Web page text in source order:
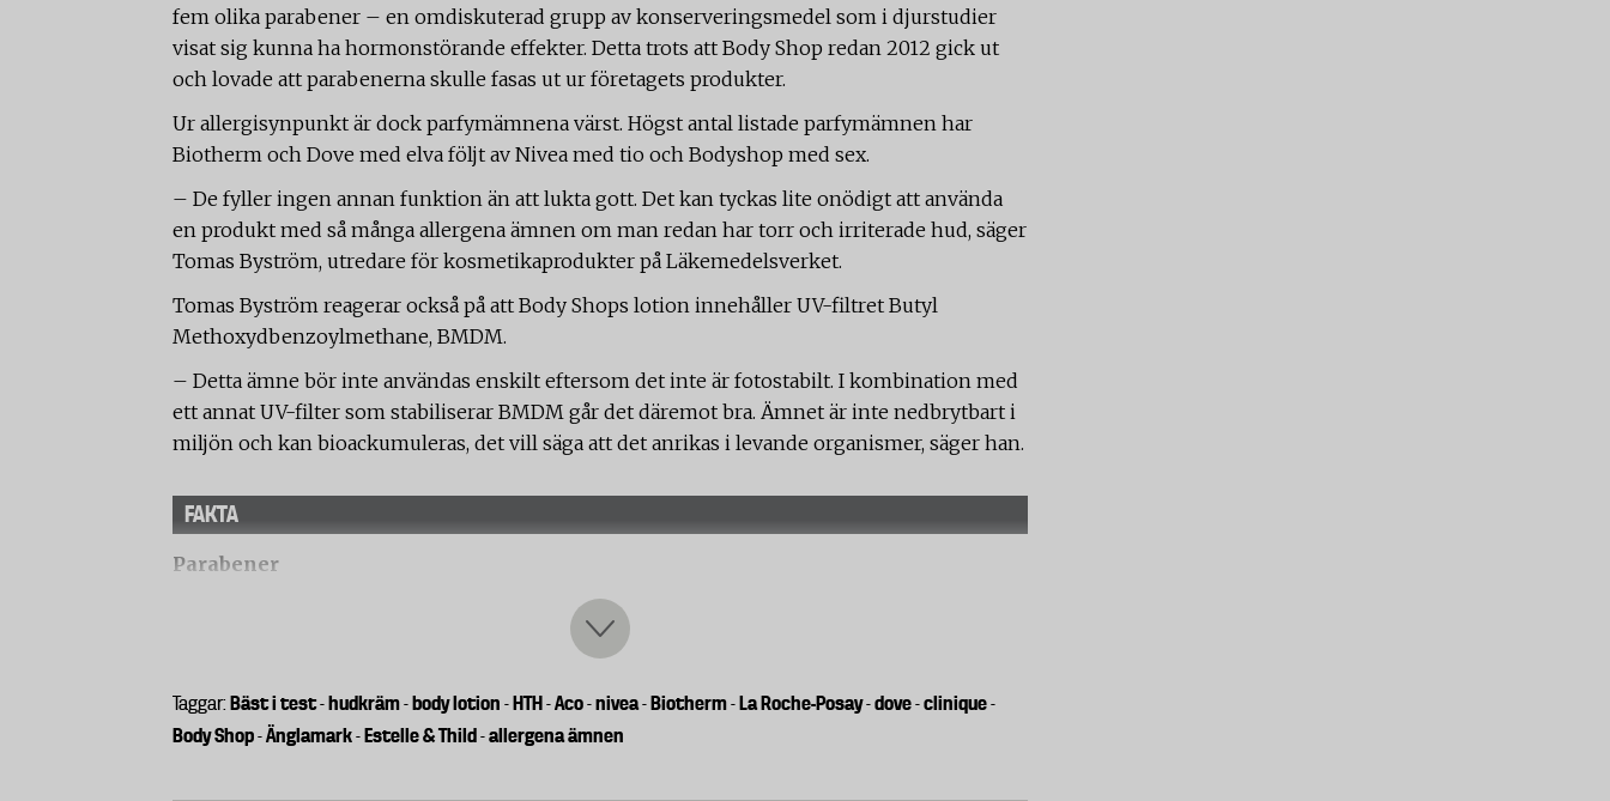
fem olika parabener – en omdiskuterad grupp av konserveringsmedel som i djurstudier
visat sig kunna ha hormonstörande effekter. Detta trots att Body Shop redan 2012 gick ut
och lovade att parabenerna skulle fasas ut ur företagets produkter.
Ur allergisynpunkt är dock parfymämnena värst. Högst antal listade parfymämnen har
Biotherm och Dove med elva följt av Nivea med tio och Bodyshop med sex.
– De fyller ingen annan funktion än att lukta gott. Det kan tyckas lite onödigt att använda
en produkt med så många allergena ämnen om man redan har torr och irriterade hud, säger
Tomas Byström, utredare för kosmetikaprodukter på Läkemedelsverket.
Tomas Byström reagerar också på att Body Shops lotion innehåller UV-filtret Butyl
Methoxydbenzoylmethane, BMDM.
– Detta ämne bör inte användas enskilt eftersom det inte är fotostabilt. I kombination med
ett annat UV-filter som stabiliserar BMDM går det däremot bra. Ämnet är inte nedbrytbart i
miljön och kan bioackumuleras, det vill säga att det anrikas i levande organismer, säger han.
FAKTA
Parabener
* Parabener är en omdiskuterad grupp av konserveringsmedel som i djurstudier visat sig
* EU:s expertgrupp har kommit fram till methyl- och ethylparaben är säkert att använda i
* Däremot har det funnits en osäkerhet kring propylparaben och butylparaben vilket gjort
att man sänkt den tillåtna halten och förbjudit ämnena för viss användning i barnprodukter
Taggar: Bäst i test-hudkräm-body lotion -HTH-Aco-nivea-Biotherm-La Roche-Posay-dove-clinique-
Body Shop-Änglamark-Estelle & Thild-allergena ämnen